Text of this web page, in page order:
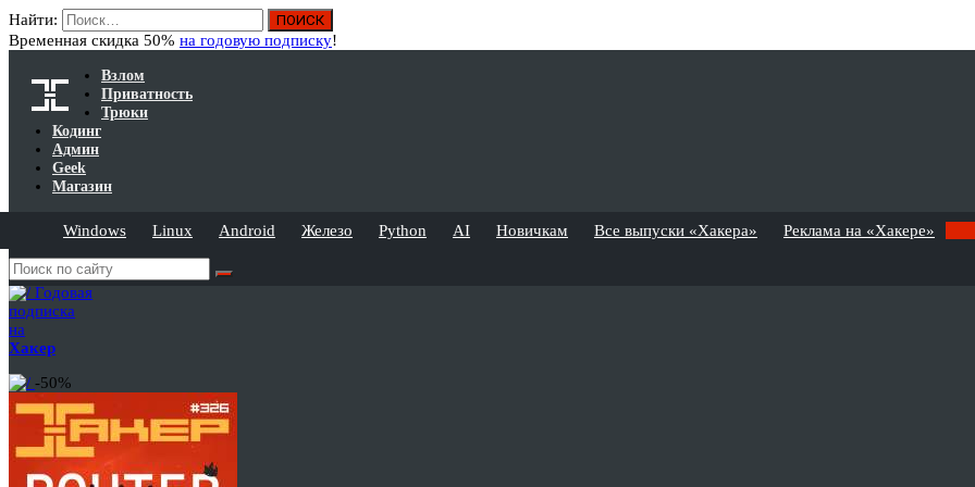
Найти:
Временная скидка 50% на годовую подписку!
Взлом
Приватность
Трюки
Кодинг
Админ
Geek
Магазин
Windows Linux Android Железо Python AI Новичкам Все выпуски «Хакера» Реклама на «Хакере»
Годовая
подписка
на
Хакер
-50%